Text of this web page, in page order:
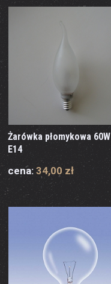
Żarówka płomykowa 60W
E14
cena: 34,00 zł